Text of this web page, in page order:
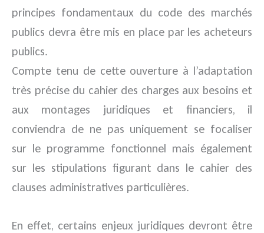
principes fondamentaux du code des marchés
publics devra être mis en place par les acheteurs
publics.
Compte tenu de cette ouverture à l’adaptation
très précise du cahier des charges aux besoins et
aux montages juridiques et financiers, il
conviendra de ne pas uniquement se focaliser
sur le programme fonctionnel mais également
sur les stipulations figurant dans le cahier des
clauses administratives particulières.
En effet, certains enjeux juridiques devront être